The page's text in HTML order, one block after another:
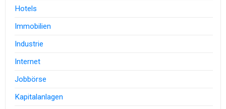
Hotels
Immobilien
Industrie
Internet
Jobbörse
Kapitalanlagen